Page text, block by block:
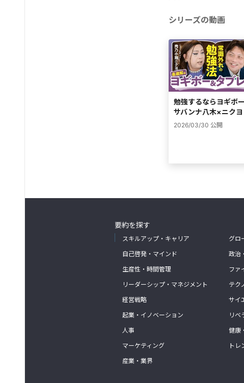
シリーズの動画
勉強するならヨギボ
サバンナ八木×ニクヨ
2026/03/30 公開
要約を探す
スキルアップ・キャリア
自己啓発・マインド
生産性・時間管理
リーダーシップ・マネジメント
経営戦略
起業・イノベーション
人事
マーケティング
産業・業界
グロ
政治
ファ
テク
サイ
リベ
健康
トレ